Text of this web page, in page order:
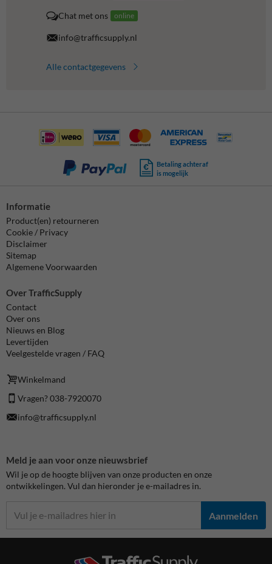
Chat met ons online
info@trafficsupply.nl
Alle contactgegevens
Betaling achteraf
is mogelijk
Informatie
Product(en) retourneren
Cookie / Privacy
Disclaimer
Sitemap
Algemene Voorwaarden
Over TrafficSupply
Contact
Over ons
Nieuws en Blog
Levertijden
Veelgestelde vragen / FAQ
Winkelmand
Vragen? 038-7920070
info@trafficsupply.nl
Meld je aan voor onze nieuwsbrief
Wil je op de hoogte blijven van onze producten en onze
ontwikkelingen. Vul dan hieronder je e-mailadres in.
Aanmelden